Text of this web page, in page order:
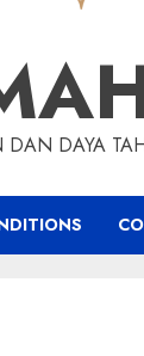
DAYA